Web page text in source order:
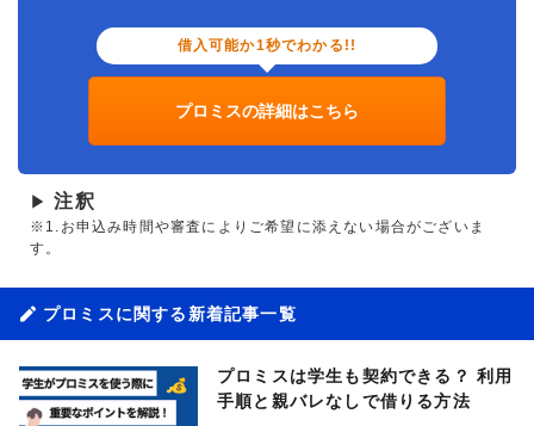
借入可能か1秒でわかる!!
プロミスの詳細はこちら
▶ 注釈
※1.お申込み時間や審査によりご希望に添えない場合がございま
す。
プロミスに関する新着記事一覧
プロミスは学生も契約できる？ 利用
手順と親バレなしで借りる方法